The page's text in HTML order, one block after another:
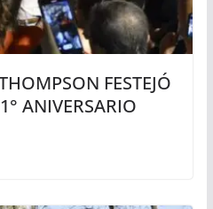
FESTEJÓ
ANIVERSARIO